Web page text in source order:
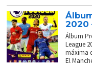
2020
Álbum
League
máxima
El